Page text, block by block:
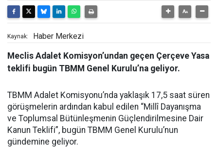
Kaynak: Haber Merkezi
Meclis Adalet Komisyon’undan geçen Çerçeve Yasa
teklifi bugün TBMM Genel Kurulu’na geliyor.
TBMM Adalet Komisyonu’nda yaklaşık 17,5 saat süren
görüşmelerin ardından kabul edilen “Millî Dayanışma
ve Toplumsal Bütünleşmenin Güçlendirilmesine Dair
Kanun Teklifi”, bugün TBMM Genel Kurulu’nun
gündemine geliyor.